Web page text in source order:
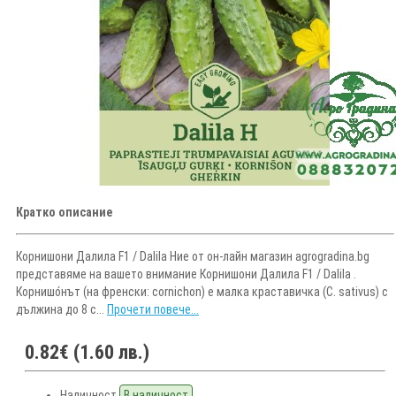
Кратко описание
Корнишони Далила F1 / Dalila Ние от он-лайн магазин agrogradina.bg
представяме на вашето внимание Корнишони Далила F1 / Dalila .
Корнишо́нът (на френски: cornichon) е малка краставичка (C. sativus) с
дължина до 8 c... Прочети повече...
0.82€ (1.60 лв.)